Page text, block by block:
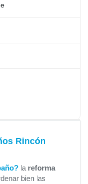
Rincón
la reforma
bien las